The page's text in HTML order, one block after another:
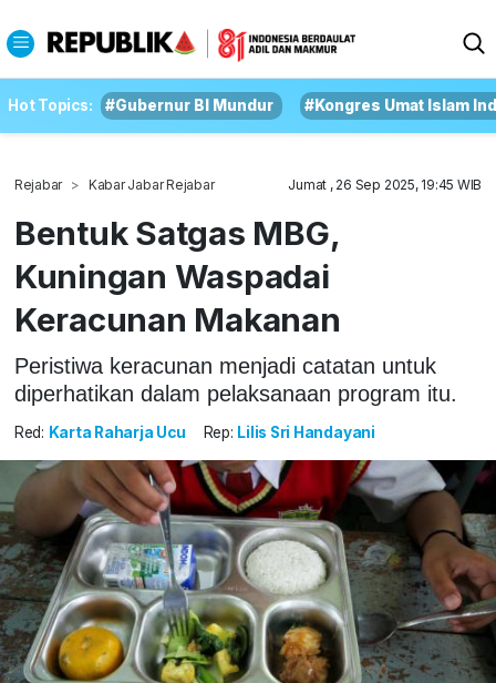
Hot Topics: #Gubernur BI Mundur #Kongres Umat Islam
Rejabar Kabar Jabar Rejabar Jumat , 26 Sep 2025, 19:45 WIB
Bentuk Satgas MBG,
Kuningan Waspadai
Keracunan Makanan
Peristiwa keracunan menjadi catatan untuk
diperhatikan dalam pelaksanaan program itu.
Red: Karta Raharja Ucu Rep: Lilis Sri Handayani